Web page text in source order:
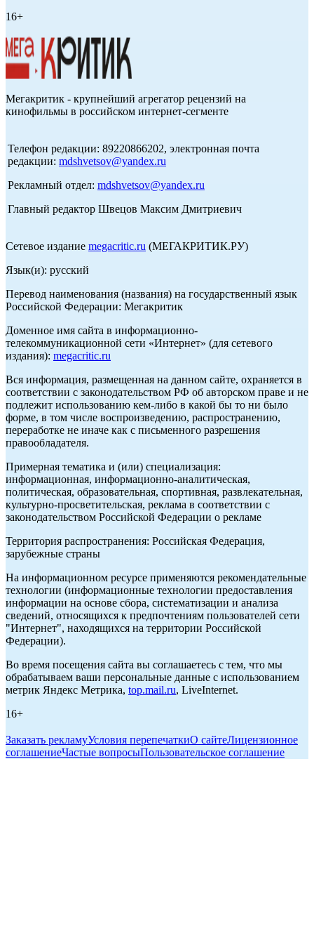
16+
Мегакритик - крупнейший агрегатор рецензий на
кинофильмы в российском интернет-сегменте
Телефон редакции: 89220866202, электронная почта
редакции: mdshvetsov@yandex.ru
Рекламный отдел: mdshvetsov@yandex.ru
Главный редактор Швецов Максим Дмитриевич
Сетевое издание megacritic.ru (МЕГАКРИТИК.РУ)
Язык(и): русский
Перевод наименования (названия) на государственный язык
Российской Федерации: Мегакритик
Доменное имя сайта в информационно-
телекоммуникационной сети «Интернет» (для сетевого
издания): megacritic.ru
Вся информация, размещенная на данном сайте, охраняется в
соответствии с законодательством РФ об авторском праве и не
подлежит использованию кем-либо в какой бы то ни было
форме, в том числе воспроизведению, распространению,
переработке не иначе как с письменного разрешения
правообладателя.
Примерная тематика и (или) специализация:
информационная, информационно-аналитическая,
политическая, образовательная, спортивная, развлекательная,
культурно-просветительская, реклама в соответствии с
законодательством Российской Федерации о рекламе
Территория распространения: Российская Федерация,
зарубежные страны
На информационном ресурсе применяются рекомендательные
технологии (информационные технологии предоставления
информации на основе сбора, систематизации и анализа
сведений, относящихся к предпочтениям пользователей сети
"Интернет", находящихся на территории Российской
Федерации).
Во время посещения сайта вы соглашаетесь с тем, что мы
обрабатываем ваши персональные данные с использованием
метрик Яндекс Метрика, top.mail.ru, LiveInternet.
16+
Заказать рекламуУсловия перепечаткиО сайтеЛицензионное
соглашениеЧастые вопросыПользовательское соглашение